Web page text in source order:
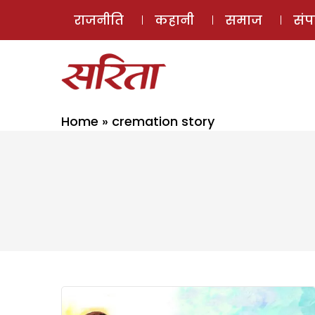
राजनीति कहानी समाज
Home » cremation story